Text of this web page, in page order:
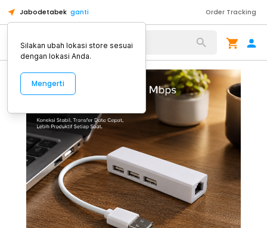
Jabodetabek ganti Order Tracking
Alat Kopi
Silakan ubah lokasi store sesuai
dengan lokasi Anda.
Mengerti